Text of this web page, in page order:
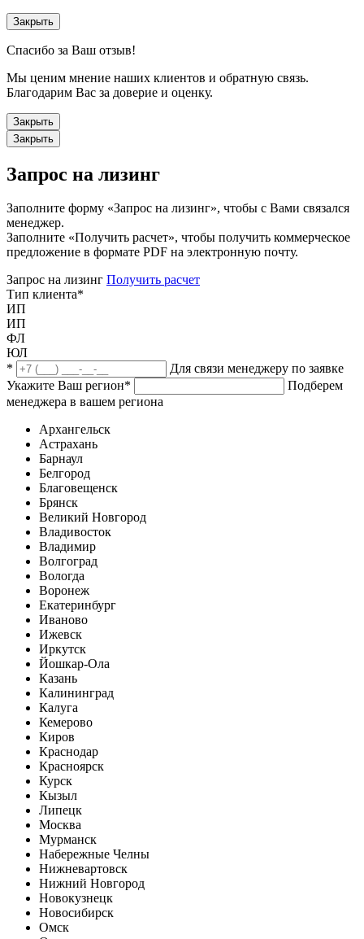
Закрыть
Спасибо за Ваш отзыв!
Мы ценим мнение наших клиентов и обратную связь.
Благодарим Вас за доверие и оценку.
Закрыть
Закрыть
Запрос на лизинг
Заполните форму «Запрос на лизинг», чтобы с Вами связался
менеджер.
Заполните «Получить расчет», чтобы получить коммерческое
предложение в формате PDF на электронную почту.
Запрос на лизинг Получить расчет
Тип клиента*
ИП
ИП
ФЛ
ЮЛ
*
Для связи менеджеру по заявке
Укажите Ваш регион*
Подберем
менеджера в вашем региона
Архангельск
Астрахань
Барнаул
Белгород
Благовещенск
Брянск
Великий Новгород
Владивосток
Владимир
Волгоград
Вологда
Воронеж
Екатеринбург
Иваново
Ижевск
Иркутск
Йошкар-Ола
Казань
Калининград
Калуга
Кемерово
Киров
Краснодар
Красноярск
Курск
Кызыл
Липецк
Москва
Мурманск
Набережные Челны
Нижневартовск
Нижний Новгород
Новокузнецк
Новосибирск
Омск